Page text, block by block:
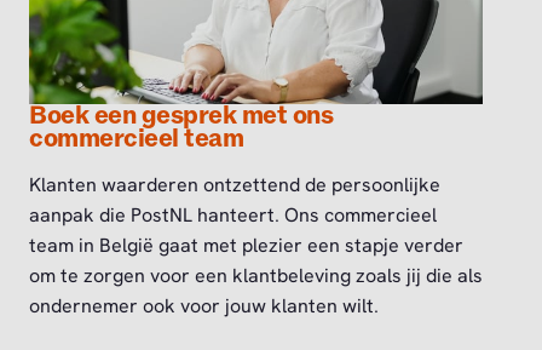
Boek een gesprek met ons
commercieel team
Klanten waarderen ontzettend de persoonlijke
aanpak die PostNL hanteert. Ons commercieel
team in België gaat met plezier een stapje verder
om te zorgen voor een klantbeleving zoals jij die als
ondernemer ook voor jouw klanten wilt.